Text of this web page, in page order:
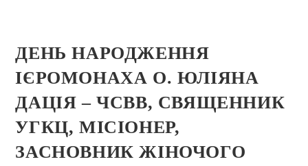
ДЕНЬ НАРОДЖЕННЯ
ІЄРОМОНАХА О. ЮЛІЯНА
ДАЦІЯ – ЧСВВ, СВЯЩЕННИК
УГКЦ, МІСІОНЕР,
ЗАСНОВНИК ЖІНОЧОГО